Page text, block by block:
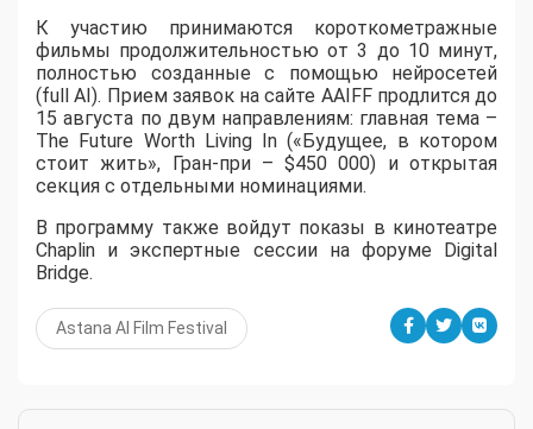
К участию принимаются короткометражные
фильмы продолжительностью от 3 до 10 минут,
полностью созданные с помощью нейросетей
(full AI). Прием заявок на сайте AAIFF продлится до
15 августа по двум направлениям: главная тема –
The Future Worth Living In («Будущее, в котором
стоит жить», Гран-при – $450 000) и открытая
секция с отдельными номинациями.
В программу также войдут показы в кинотеатре
Chaplin и экспертные сессии на форуме Digital
Bridge.
Astana AI Film Festival